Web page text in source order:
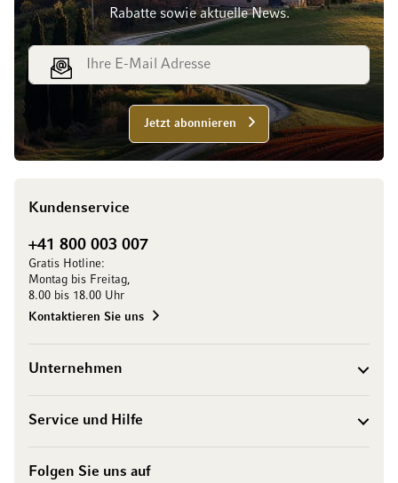
Rabatte sowie aktuelle News.
E-Mail Adresse
Jetzt abonnieren
Kundenservice
+41 800 003 007
Gratis Hotline:
Montag bis Freitag,
8.00 bis 18.00 Uhr
Kontaktieren Sie uns
Unternehmen
Service und Hilfe
Folgen Sie uns auf